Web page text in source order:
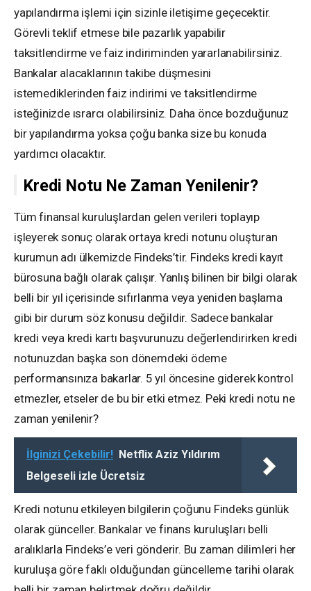
yapılandırma işlemi için sizinle iletişime geçecektir.
Görevli teklif etmese bile pazarlık yapabilir
taksitlendirme ve faiz indiriminden yararlanabilirsiniz.
Bankalar alacaklarının takibe düşmesini
istemediklerinden faiz indirimi ve taksitlendirme
isteğinizde ısrarcı olabilirsiniz. Daha önce bozduğunuz
bir yapılandırma yoksa çoğu banka size bu konuda
yardımcı olacaktır.
Kredi Notu Ne Zaman Yenilenir?
Tüm finansal kuruluşlardan gelen verileri toplayıp
işleyerek sonuç olarak ortaya kredi notunu oluşturan
kurumun adı ülkemizde Findeks’tir. Findeks kredi kayıt
bürosuna bağlı olarak çalışır. Yanlış bilinen bir bilgi olarak
belli bir yıl içerisinde sıfırlanma veya yeniden başlama
gibi bir durum söz konusu değildir. Sadece bankalar
kredi veya kredi kartı başvurunuzu değerlendirirken kredi
notunuzdan başka son dönemdeki ödeme
performansınıza bakarlar. 5 yıl öncesine giderek kontrol
etmezler, etseler de bu bir etki etmez. Peki kredi notu ne
zaman yenilenir?
İlginizi Çekebilir! Netflix Aziz Yıldırım
Belgeseli izle Ücretsiz
Kredi notunu etkileyen bilgilerin çoğunu Findeks günlük
olarak günceller. Bankalar ve finans kuruluşları belli
aralıklarla Findeks’e veri gönderir. Bu zaman dilimleri her
kuruluşa göre faklı olduğundan güncelleme tarihi olarak